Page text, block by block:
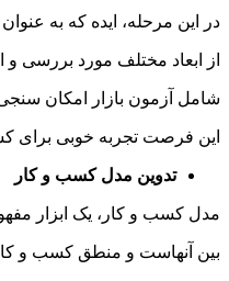
در این مرحله، ایده که به
از ابعاد مختلف مورد بررسی
شامل آزمون بازار امکان سنجی فنی و
این فرصت تجربه خوبی برای
تدوین مدل کسب و کار
مدل کسب و کار، یک ابزار
بین آنهاست و منطق کسب و